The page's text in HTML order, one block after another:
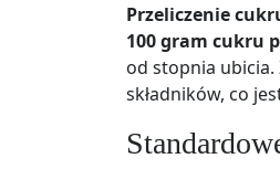
Przeliczenie
100 gram cukru
od stopnia
składników, co